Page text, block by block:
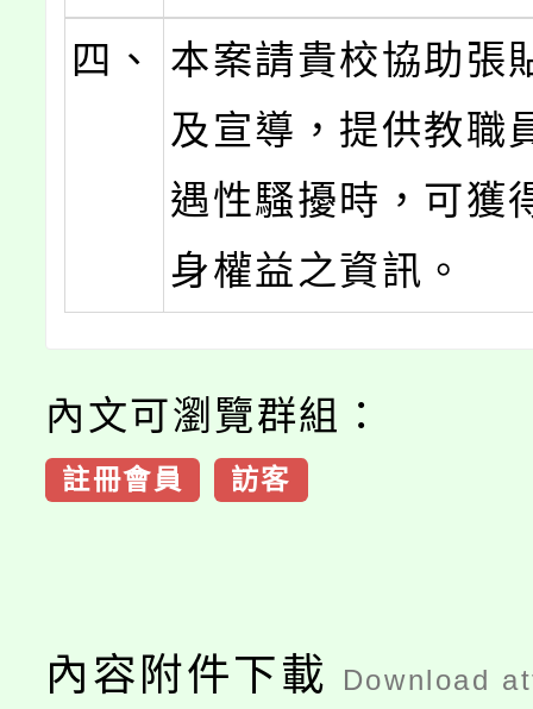
四、
本案請貴校協助張
及宣導，提供教職
遇性騷擾時，可獲
身權益之資訊。
內文可瀏覽群組：
註冊會員 訪客
內容附件下載 Download